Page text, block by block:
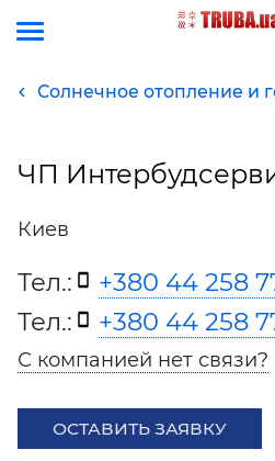
Солнечное отопление и
ЧП
Киев
Тел.:
+380 44 258
Тел.:
+380 44 258
С компанией нет связи?
ОСТАВИТЬ ЗАЯВКУ